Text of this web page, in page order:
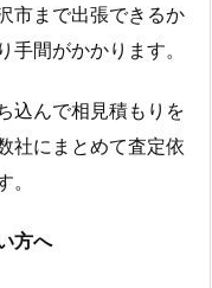
市まで出張できるか
間がかかります。
込んで相見積もりを
社にまとめて査定依
方へ